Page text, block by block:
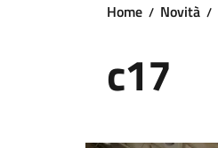
Home Novità
c17